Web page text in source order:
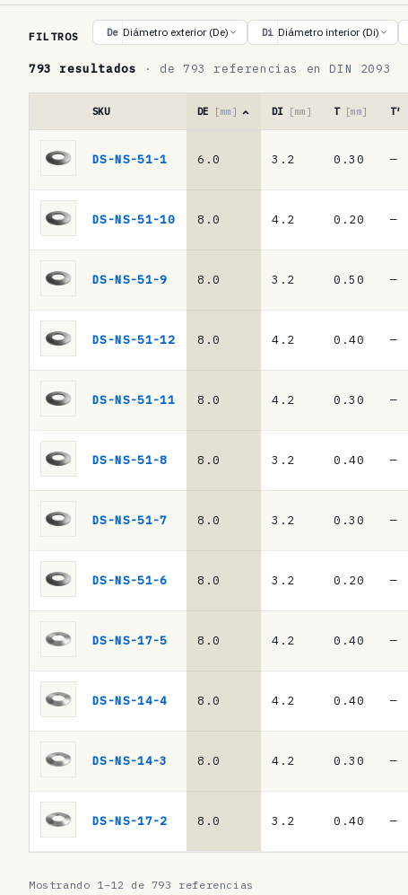
a
b
a
e
e
a
m
u
e
p
l
FILTROS De Diámetro exterior (De) Di Diámetro interior (Di)
793 resultados · de 793 referencias en DIN 2093
muelles
de
DIN
DIN
EN
SKU DE [mm] DI [mm] T [mm] T′
DS-NS-51-1 6.0 3.2 0.30 —
DS-NS-51-10 8.0 4.2 0.20 —
DS-NS-51-9 8.0 3.2 0.50 —
DS-NS-51-12 8.0 4.2 0.40 —
DS-NS-51-11 8.0 4.2 0.30 —
DS-NS-51-8 8.0 3.2 0.40 —
DS-NS-51-7 8.0 3.2 0.30 —
DS-NS-51-6 8.0 3.2 0.20 —
DS-NS-17-5 8.0 4.2 0.40 —
DS-NS-14-4 8.0 4.2 0.40 —
DS-NS-14-3 8.0 4.2 0.30 —
DS-NS-17-2 8.0 3.2 0.40 —
Mostrando 1–12 de 793 referencias